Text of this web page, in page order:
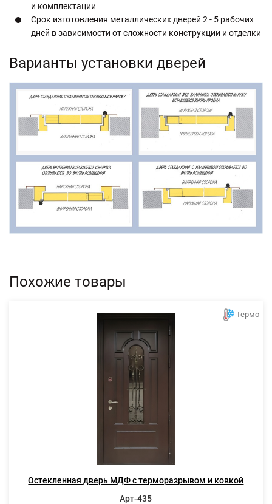
и комплектации
Срок изготовления металлических дверей 2 - 5 рабочих
дней в зависимости от сложности конструкции и отделки
Варианты установки дверей
Похожие товары
Термо
Остекленная дверь МДФ с терморазрывом и ковкой
Арт-435